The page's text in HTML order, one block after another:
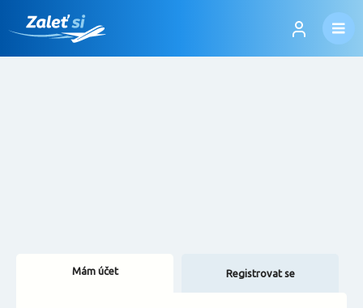
Mám účet Registrovat se